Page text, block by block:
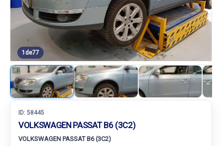
1 de77
ID: 58445
VOLKSWAGEN PASSAT B6 (3C2)
VOLKSWAGEN PASSAT B6 (3C2)